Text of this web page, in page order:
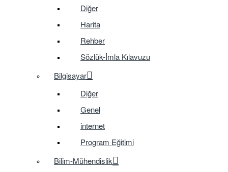
Diğer
Harita
Rehber
Sözlük-İmla Kılavuzu
Bilgisayar
Diğer
Genel
internet
Program Eğitimi
Bilim-Mühendislik